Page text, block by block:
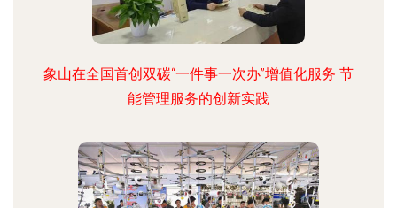
象山在全国首创双碳“一件事一次办”增值化服务 节
能管理服务的创新实践